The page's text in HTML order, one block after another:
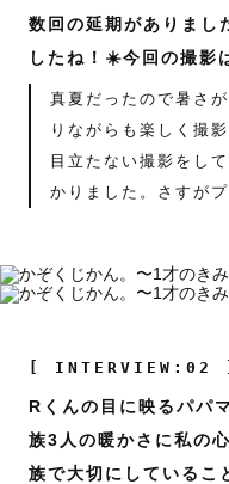
数回の延期がありまし
したね！☀️今回の撮影
真夏だったので暑さ
りながらも楽しく撮
目立たない撮影をし
かりました。さすが
[ INTERVIEW:02 ]
Rくんの目に映るパパ
族3人の暖かさに私の
族で大切にしているこ